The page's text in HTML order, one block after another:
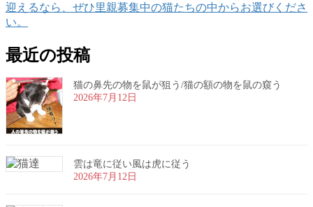
迎えるなら、ぜひ里親募集中の猫たちの中からお選びくださ
い。
最近の投稿
猫の鼻先の物を鼠が狙う/猫の額の物を鼠の窺う
2026年7月12日
雲は竜に従い風は虎に従う
2026年7月12日